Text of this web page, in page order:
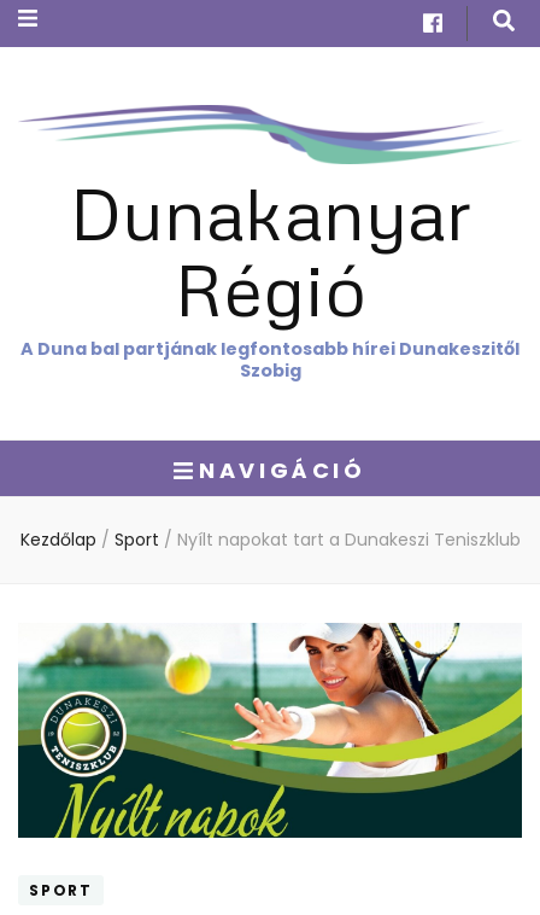
Dunakanyar
Régió
A Duna bal partjának legfontosabb hírei Dunakeszitől
Szobig
NAVIGÁCIÓ
Kezdőlap / Sport / Nyílt napokat tart a Dunakeszi Teniszklub
SPORT